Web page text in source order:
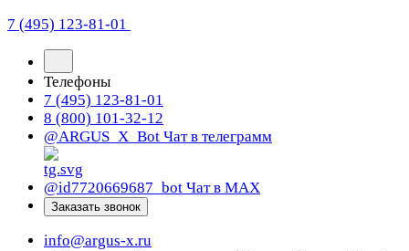
7 (495) 123-81-01
Телефоны
7 (495) 123-81-01
8 (800) 101-32-12
@ARGUS_X_Bot Чат в телеграмм
@id7720669687_bot Чат в МАХ
Заказать звонок
info@argus-x.ru